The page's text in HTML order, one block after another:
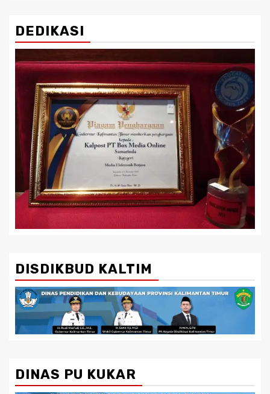
DEDIKASI
DISDIKBUD KALTIM
DINAS PU KUKAR